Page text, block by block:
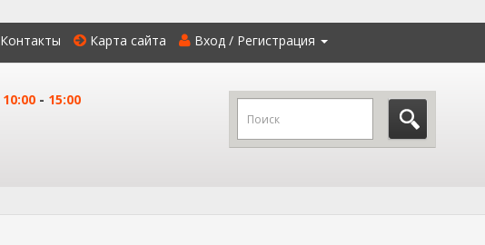
Контакты Карта сайта Вход / Регистрация
10:00- 15:00